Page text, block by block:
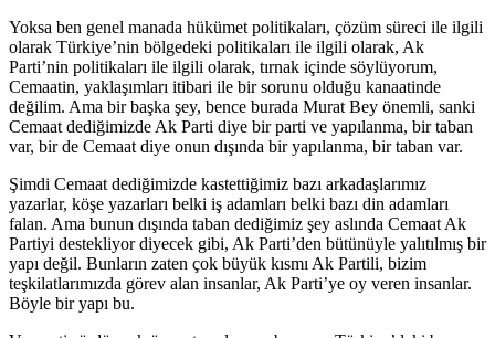
Yoksa ben genel manada hükümet politikaları, çözüm süreci ile ilgili
olarak Türkiye’nin bölgedeki politikaları ile ilgili olarak, Ak
Parti’nin politikaları ile ilgili olarak, tırnak içinde söylüyorum,
Cemaatin, yaklaşımları itibari ile bir sorunu olduğu kanaatinde
değilim. Ama bir başka şey, bence burada Murat Bey önemli, sanki
Cemaat dediğimizde Ak Parti diye bir parti ve yapılanma, bir taban
var, bir de Cemaat diye onun dışında bir yapılanma, bir taban var.
Şimdi Cemaat dediğimizde kastettiğimiz bazı arkadaşlarımız
yazarlar, köşe yazarları belki iş adamları belki bazı din adamları
falan. Ama bunun dışında taban dediğimiz şey aslında Cemaat Ak
Partiyi destekliyor diyecek gibi, Ak Parti’den bütünüyle yalıtılmış bir
yapı değil. Bunların zaten çok büyük kısmı Ak Partili, bizim
teşkilatlarımızda görev alan insanlar, Ak Parti’ye oy veren insanlar.
Böyle bir yapı bu.